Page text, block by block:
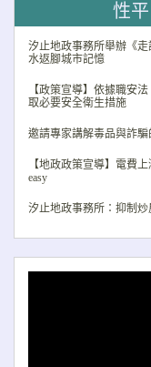
性
汐止地政事務所舉辦《
水返腳城市記憶
【政策宣導】依據職安
取必要安全衛生措施
邀請專家講解毒品與詐騙
【地政政策宣導】電費
easy
汐止地政事務所：抑制